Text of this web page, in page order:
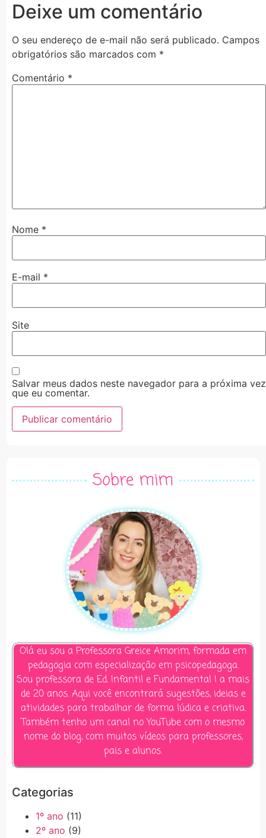
Deixe um comentário
O seu endereço de e-mail não será publicado. Campos
obrigatórios são marcados com *
Comentário *
Nome *
E-mail *
Site
Salvar meus dados neste navegador para a próxima vez
que eu comentar.
Sobre mim
Olá eu sou a Professora Greice Amorim, formada em
pedagogia com especialização em psicopedagoga.
Sou professora de Ed. Infantil e Fundamental I a mais
de 20 anos. Aqui você encontrará sugestões, ideias e
atividades para trabalhar de forma lúdica e criativa.
Também tenho um canal no YouTube com o mesmo
nome do blog, com muitos vídeos para professores,
pais e alunos.
Categorias
1º ano (11)
2º ano (9)